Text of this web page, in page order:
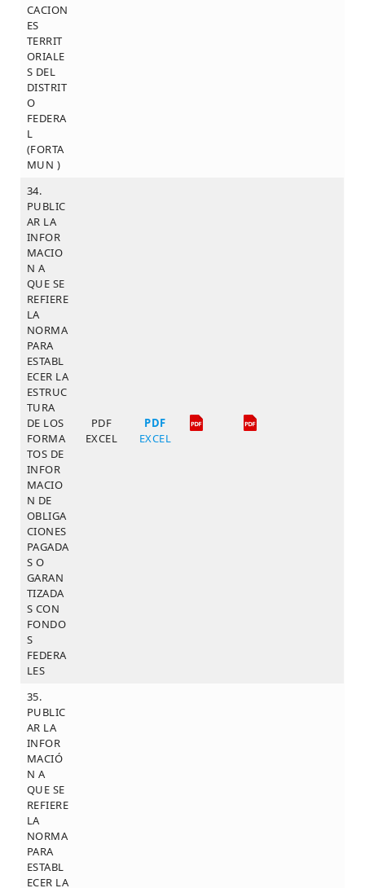
CACION
ES
TERRIT
ORIALE
S DEL
DISTRIT
O
FEDERA
L
(FORTA
MUN )
34.
PUBLIC
AR LA
INFOR
MACIO
N A
QUE SE
REFIERE
LA
NORMA
PARA
ESTABL
ECER LA
ESTRUC
TURA
DE LOS
FORMA
TOS DE
INFOR
MACIO
N DE
OBLIGA
CIONES
PAGADA
S O
GARAN
TIZADA
S CON
FONDO
S
FEDERA
LES
PDF
EXCEL
PDF
EXCEL
35.
PUBLIC
AR LA
INFOR
MACIÓ
N A
QUE SE
REFIERE
LA
NORMA
PARA
ESTABL
ECER LA